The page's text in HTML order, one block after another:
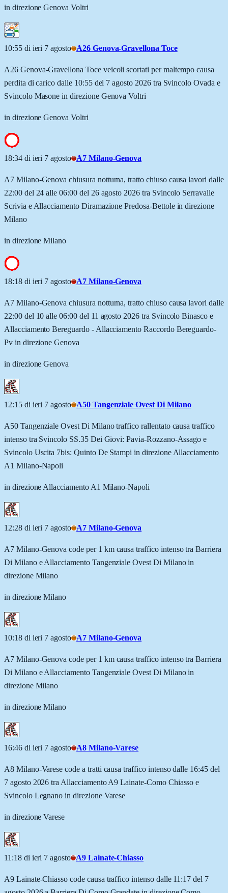
in direzione Genova Voltri
10:55 di ieri 7 agosto A26 Genova-Gravellona Toce
A26 Genova-Gravellona Toce veicoli scortati per maltempo causa
perdita di carico dalle 10:55 del 7 agosto 2026 tra Svincolo Ovada e
Svincolo Masone in direzione Genova Voltri
in direzione Genova Voltri
18:34 di ieri 7 agosto A7 Milano-Genova
A7 Milano-Genova chiusura notturna, tratto chiuso causa lavori dalle
22:00 del 24 alle 06:00 del 26 agosto 2026 tra Svincolo Serravalle
Scrivia e Allacciamento Diramazione Predosa-Bettole in direzione
Milano
in direzione Milano
18:18 di ieri 7 agosto A7 Milano-Genova
A7 Milano-Genova chiusura notturna, tratto chiuso causa lavori dalle
22:00 del 10 alle 06:00 del 11 agosto 2026 tra Svincolo Binasco e
Allacciamento Bereguardo - Allacciamento Raccordo Bereguardo-
Pv in direzione Genova
in direzione Genova
12:15 di ieri 7 agosto A50 Tangenziale Ovest Di Milano
A50 Tangenziale Ovest Di Milano traffico rallentato causa traffico
intenso tra Svincolo SS.35 Dei Giovi: Pavia-Rozzano-Assago e
Svincolo Uscita 7bis: Quinto De Stampi in direzione Allacciamento
A1 Milano-Napoli
in direzione Allacciamento A1 Milano-Napoli
12:28 di ieri 7 agosto A7 Milano-Genova
A7 Milano-Genova code per 1 km causa traffico intenso tra Barriera
Di Milano e Allacciamento Tangenziale Ovest Di Milano in
direzione Milano
in direzione Milano
10:18 di ieri 7 agosto A7 Milano-Genova
A7 Milano-Genova code per 1 km causa traffico intenso tra Barriera
Di Milano e Allacciamento Tangenziale Ovest Di Milano in
direzione Milano
in direzione Milano
16:46 di ieri 7 agosto A8 Milano-Varese
A8 Milano-Varese code a tratti causa traffico intenso dalle 16:45 del
7 agosto 2026 tra Allacciamento A9 Lainate-Como Chiasso e
Svincolo Legnano in direzione Varese
in direzione Varese
11:18 di ieri 7 agosto A9 Lainate-Chiasso
A9 Lainate-Chiasso code causa traffico intenso dalle 11:17 del 7